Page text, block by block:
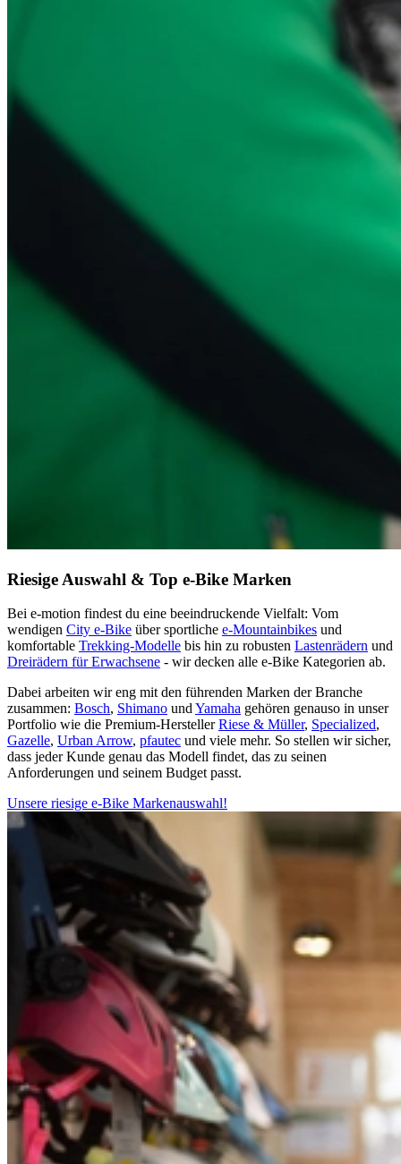
Riesige Auswahl & Top e-Bike Marken
Bei e‑motion findest du eine beeindruckende Vielfalt: Vom
wendigen City e-Bike über sportliche e‑Mountainbikes und
komfortable Trekking‑Modelle bis hin zu robusten Lastenrädern und
Dreirädern für Erwachsene - wir decken alle e‑Bike Kategorien ab.
Dabei arbeiten wir eng mit den führenden Marken der Branche
zusammen: Bosch, Shimano und Yamaha gehören genauso in unser
Portfolio wie die Premium‑HerstellerRiese & Müller, Specialized,
Gazelle, Urban Arrow, pfautec und viele mehr. So stellen wir sicher,
dass jeder Kunde genau das Modell findet, das zu seinen
Anforderungen und seinem Budget passt.
Unsere riesige e-Bike Markenauswahl!